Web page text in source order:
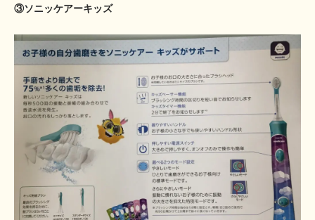
③ソニッケアーキッズ